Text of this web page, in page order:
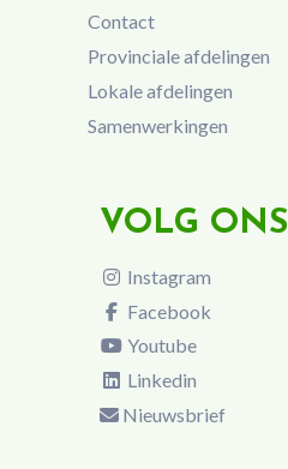
Contact
Provinciale afdelingen
Lokale afdelingen
Samenwerkingen
VOLG ONS
Instagram
Facebook
Youtube
Linkedin
Nieuwsbrief